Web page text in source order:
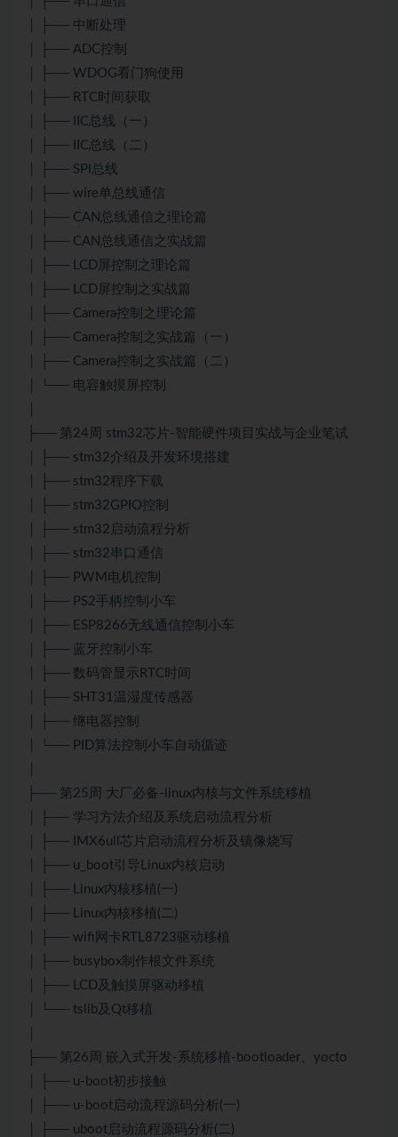
│ ├── 中断处理
│ ├── ADC控制
│ ├── WDOG看门狗使用
│ ├── RTC时间获取
│ ├── IIC总线（一）
│ ├── IIC总线（二）
│ ├── SPI总线
│ ├── wire单总线通信
│ ├── CAN总线通信之理论篇
│ ├── CAN总线通信之实战篇
│ ├── LCD屏控制之理论篇
│ ├── LCD屏控制之实战篇
│ ├── Camera控制之理论篇
│ ├── Camera控制之实战篇（一）
│ ├── Camera控制之实战篇（二）
│ └── 电容触摸屏控制
├── 第24周 stm32芯片-智能硬件项目实战与企业笔试
│ ├── stm32介绍及开发环境搭建
│ ├── stm32程序下载
│ ├── stm32GPIO控制
│ ├── stm32启动流程分析
│ ├── stm32串口通信
│ ├── PWM电机控制
│ ├── PS2手柄控制小车
│ ├── ESP8266无线通信控制小车
│ ├── 蓝牙控制小车
│ ├── 数码管显示RTC时间
│ ├── SHT31温湿度传感器
│ ├── 继电器控制
│ └── PID算法控制小车自动循迹
├── 第25周 大厂必备-linux内核与文件系统移植
│ ├── 学习方法介绍及系统启动流程分析
│ ├── IMX6ull芯片启动流程分析及镜像烧写
│ ├── u_boot引导Linux内核启动
│ ├── Linux内核移植(一)
│ ├── Linux内核移植(二)
│ ├── wifi网卡RTL8723驱动移植
│ ├── busybox制作根文件系统
│ ├── LCD及触摸屏驱动移植
│ └── tslib及Qt移植
├── 第26周 嵌入式开发-系统移植-bootloader、yocto
│ ├── u-boot初步接触
│ ├── u-boot启动流程源码分析(一)
│ ├── uboot启动流程源码分析(二)